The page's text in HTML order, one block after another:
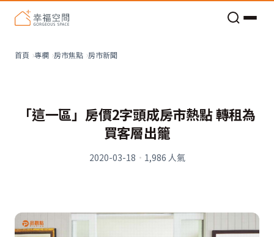
首頁 專欄 房市焦點 房市新聞
「這一區」房價2字頭成房市熱點 轉租為
買客層出籠
2020-03-18 · 1,986 人氣